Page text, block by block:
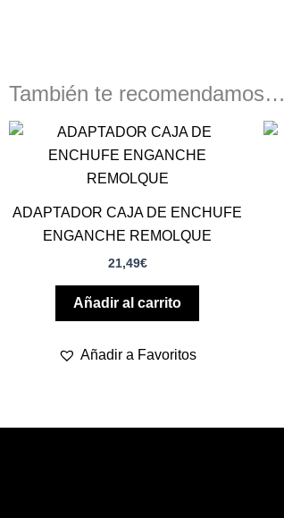
También te recomendamos…
ADAPTADOR CAJA DE ENCHUFE
ENGANCHE REMOLQUE
21,49€
Añadir al carrito
Añadir a Favoritos